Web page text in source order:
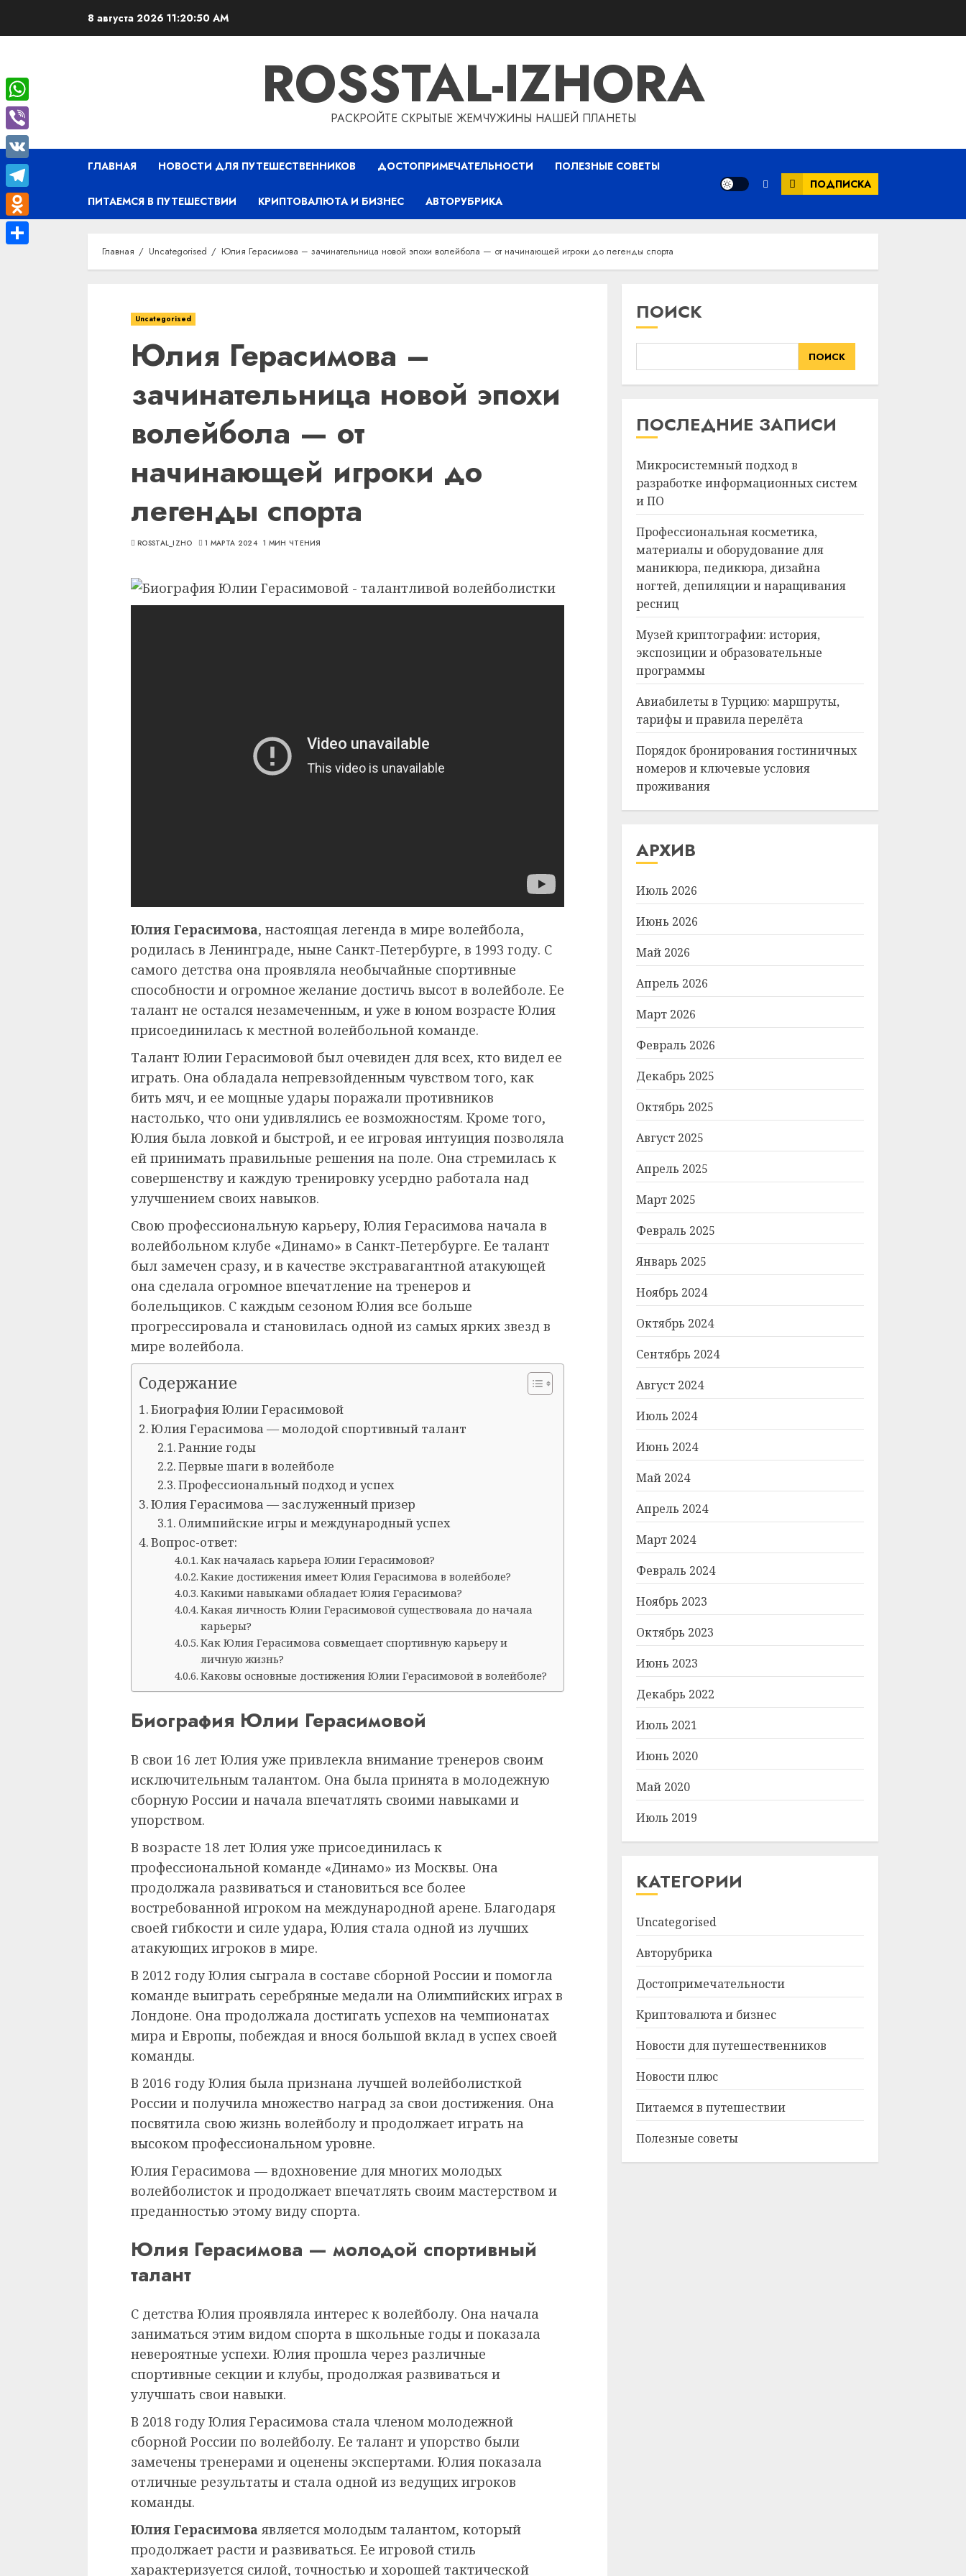
8 августа 2026 11:20:50 AM
ROSSTAL-IZHORA
РАСКРОЙТЕ СКРЫТЫЕ ЖЕМЧУЖИНЫ НАШЕЙ ПЛАНЕТЫ
ГЛАВНАЯ НОВОСТИ ДЛЯ ПУТЕШЕСТВЕННИКОВ ДОСТОПРИМЕЧАТЕЛЬНОСТИ ПОЛЕЗНЫЕ СОВЕТЫ
ПИТАЕМСЯ В ПУТЕШЕСТВИИ КРИПТОВАЛЮТА И БИЗНЕС АВТОРУБРИКА
ПОДПИСКА
Главная Uncategorised Юлия Герасимова – зачинательница новой эпохи волейбола — от начинающей игроки до легенды спорта
Uncategorised
Юлия Герасимова –
зачинательница новой эпохи
волейбола — от
начинающей игроки до
легенды спорта
ROSSTAL_IZHO 1 МАРТА 2024 1 МИН ЧТЕНИЯ
Юлия Герасимова, настоящая легенда в мире волейбола,
родилась в Ленинграде, ныне Санкт-Петербурге, в 1993 году. С
самого детства она проявляла необычайные спортивные
способности и огромное желание достичь высот в волейболе. Ее
талант не остался незамеченным, и уже в юном возрасте Юлия
присоединилась к местной волейбольной команде.
Талант Юлии Герасимовой был очевиден для всех, кто видел ее
играть. Она обладала непревзойденным чувством того, как
бить мяч, и ее мощные удары поражали противников
настолько, что они удивлялись ее возможностям. Кроме того,
Юлия была ловкой и быстрой, и ее игровая интуиция позволяла
ей принимать правильные решения на поле. Она стремилась к
совершенству и каждую тренировку усердно работала над
улучшением своих навыков.
Свою профессиональную карьеру, Юлия Герасимова начала в
волейбольном клубе «Динамо» в Санкт-Петербурге. Ее талант
был замечен сразу, и в качестве экстравагантной атакующей
она сделала огромное впечатление на тренеров и
болельщиков. С каждым сезоном Юлия все больше
прогрессировала и становилась одной из самых ярких звезд в
мире волейбола.
Содержание
Биография Юлии Герасимовой
Юлия Герасимова — молодой спортивный талант
Ранние годы
Первые шаги в волейболе
Профессиональный подход и успех
Юлия Герасимова — заслуженный призер
Олимпийские игры и международный успех
Вопрос-ответ:
Как началась карьера Юлии Герасимовой?
Какие достижения имеет Юлия Герасимова в волейболе?
Какими навыками обладает Юлия Герасимова?
Какая личность Юлии Герасимовой существовала до начала
карьеры?
Как Юлия Герасимова совмещает спортивную карьеру и
личную жизнь?
Каковы основные достижения Юлии Герасимовой в волейболе?
Биография Юлии Герасимовой
В свои 16 лет Юлия уже привлекла внимание тренеров своим
исключительным талантом. Она была принята в молодежную
сборную России и начала впечатлять своими навыками и
упорством.
В возрасте 18 лет Юлия уже присоединилась к
профессиональной команде «Динамо» из Москвы. Она
продолжала развиваться и становиться все более
востребованной игроком на международной арене. Благодаря
своей гибкости и силе удара, Юлия стала одной из лучших
атакующих игроков в мире.
В 2012 году Юлия сыграла в составе сборной России и помогла
команде выиграть серебряные медали на Олимпийских играх в
Лондоне. Она продолжала достигать успехов на чемпионатах
мира и Европы, побеждая и внося большой вклад в успех своей
команды.
В 2016 году Юлия была признана лучшей волейболисткой
России и получила множество наград за свои достижения. Она
посвятила свою жизнь волейболу и продолжает играть на
высоком профессиональном уровне.
Юлия Герасимова — вдохновение для многих молодых
волейболисток и продолжает впечатлять своим мастерством и
преданностью этому виду спорта.
Юлия Герасимова — молодой спортивный
талант
С детства Юлия проявляла интерес к волейболу. Она начала
заниматься этим видом спорта в школьные годы и показала
невероятные успехи. Юлия прошла через различные
спортивные секции и клубы, продолжая развиваться и
улучшать свои навыки.
В 2018 году Юлия Герасимова стала членом молодежной
сборной России по волейболу. Ее талант и упорство были
замечены тренерами и оценены экспертами. Юлия показала
отличные результаты и стала одной из ведущих игроков
команды.
Юлия Герасимова является молодым талантом, который
продолжает расти и развиваться. Ее игровой стиль
характеризуется силой, точностью и хорошей тактической
ПОИСК
ПОИСК
ПОСЛЕДНИЕ ЗАПИСИ
Микросистемный подход в
разработке информационных систем
и ПО
Профессиональная косметика,
материалы и оборудование для
маникюра, педикюра, дизайна
ногтей, депиляции и наращивания
ресниц
Музей криптографии: история,
экспозиции и образовательные
программы
Авиабилеты в Турцию: маршруты,
тарифы и правила перелёта
Порядок бронирования гостиничных
номеров и ключевые условия
проживания
АРХИВ
Июль 2026
Июнь 2026
Май 2026
Апрель 2026
Март 2026
Февраль 2026
Декабрь 2025
Октябрь 2025
Август 2025
Апрель 2025
Март 2025
Февраль 2025
Январь 2025
Ноябрь 2024
Октябрь 2024
Сентябрь 2024
Август 2024
Июль 2024
Июнь 2024
Май 2024
Апрель 2024
Март 2024
Февраль 2024
Ноябрь 2023
Октябрь 2023
Июнь 2023
Декабрь 2022
Июль 2021
Июнь 2020
Май 2020
Июль 2019
КАТЕГОРИИ
Uncategorised
Авторубрика
Достопримечательности
Криптовалюта и бизнес
Новости для путешественников
Новости плюс
Питаемся в путешествии
Полезные советы
WhatsApp
Viber
VK
Telegram
Odnoklassniki